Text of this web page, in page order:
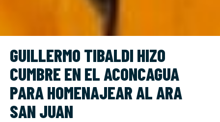
GUILLERMO TIBALDI HIZO
CUMBRE EN EL ACONCAGUA
PARA HOMENAJEAR AL ARA
SAN JUAN